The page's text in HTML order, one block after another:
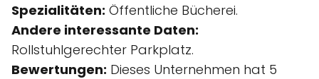
Spezialitäten: Öffentliche Bücherei.
Andere interessante Daten:
Rollstuhlgerechter Parkplatz.
Bewertungen: Dieses Unternehmen hat 5